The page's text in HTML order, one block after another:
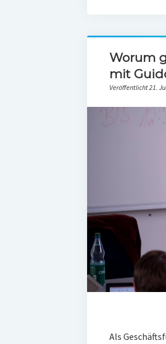
Worum
mit
Veröffentlicht 21.
Als